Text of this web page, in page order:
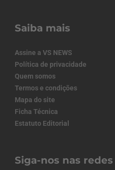
Saiba mais
Assine a VS NEWS
Política de privacidade
Quem somos
Termos e condições
Mapa do site
Ficha Técnica
Estatuto Editorial
Siga-nos nas